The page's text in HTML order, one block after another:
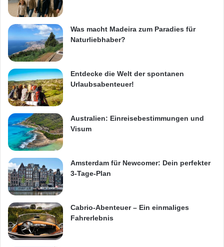
Was macht Madeira zum Paradies für
Naturliebhaber?
Entdecke die Welt der spontanen
Urlaubsabenteuer!
Australien: Einreisebestimmungen und
Visum
Amsterdam für Newcomer: Dein perfekter
3-Tage-Plan
Cabrio-Abenteuer – Ein einmaliges
Fahrerlebnis